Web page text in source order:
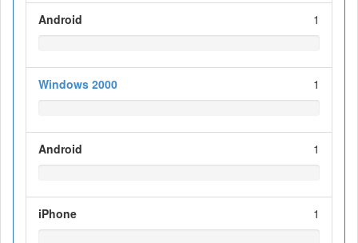
Android 1
Windows 2000 1
Android 1
iPhone 1